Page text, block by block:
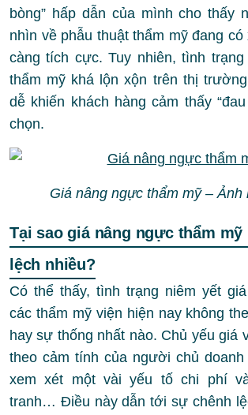
bòng” hấp dẫn của mình cho thấy
nhìn về phẫu thuật thẩm mỹ đang
càng tích cực. Tuy nhiên, tình
thẩm mỹ khá lộn xộn trên thị
dễ khiến khách hàng cảm thấy
chọn.
Giá nâng ngực thẩm mỹ – Ảnh
Tại sao giá nâng ngực thẩm mỹ
lệch nhiều?
Có thể thấy, tình trạng niêm yết
các thẩm mỹ viện hiện nay không
hay sự thống nhất nào. Chủ yếu giá
theo cảm tính của người chủ doanh
xem xét một vài yếu tố chi phí
tranh… Điều này dẫn tới sự chênh